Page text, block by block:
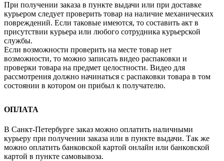
При получении заказа в пункте выдачи или при доставке
курьером следует проверить товар на наличие механических
повреждений. Если таковые имеются, то составить акт в
присутствии курьера или любого сотрудника курьерской
службы.
Если возможности проверить на месте товар нет
возможности, то можно записать видео распаковки и
проверки товара на предмет целостности. Видео для
рассмотрения должно начинаться с распаковки товара в том
состоянии в котором он прибыл к получателю.
ОПЛАТА
В Санкт-Петербурге заказ можно оплатить наличными
курьеру при получении заказа или в пункте выдачи. Так же
можно оплатить банковской картой онлайн или банковской
картой в пункте самовывоза.